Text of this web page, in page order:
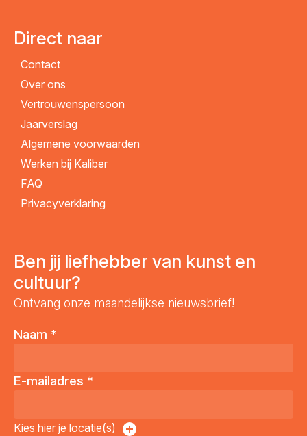
VERZENDEN
Direct naar
Contact
Over ons
Vertrouwenspersoon
Jaarverslag
Algemene voorwaarden
Werken bij Kaliber
FAQ
Privacyverklaring
Ben jij liefhebber van kunst en
cultuur?
Ontvang onze maandelijkse nieuwsbrief!
Naam *
E-mailadres *
Kies hier je locatie(s)